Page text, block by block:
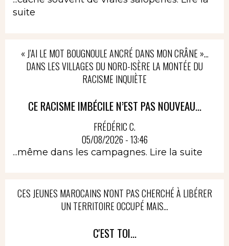
suite
« J’AI LE MOT BOUGNOULE ANCRÉ DANS MON CRÂNE »…
DANS LES VILLAGES DU NORD-ISÈRE LA MONTÉE DU
RACISME INQUIÈTE
CE RACISME IMBÉCILE N’EST PAS NOUVEAU...
FRÉDÉRIC C.
05/08/2026 - 13:46
...même dans les campagnes. Lire la suite
CES JEUNES MAROCAINS N'ONT PAS CHERCHÉ À LIBÉRER
UN TERRITOIRE OCCUPÉ MAIS...
C'EST TOI...